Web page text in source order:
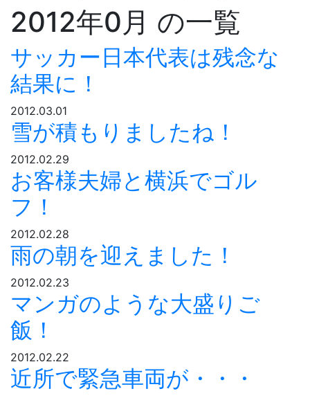
2012年0月 の一覧
サッカー日本代表は残念な
結果に！
2012.03.01
雪が積もりましたね！
2012.02.29
お客様夫婦と横浜でゴル
フ！
2012.02.28
雨の朝を迎えました！
2012.02.23
マンガのような大盛りご
飯！
2012.02.22
近所で緊急車両が・・・